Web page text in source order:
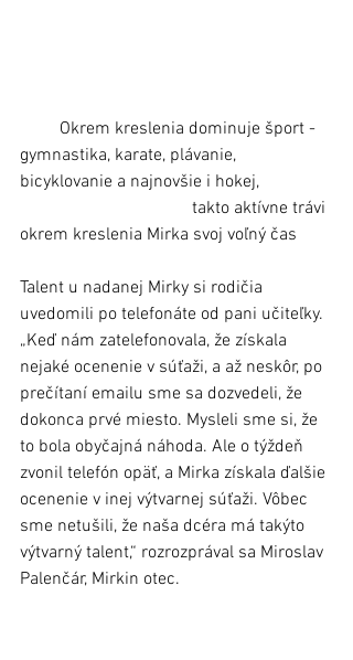
gymnastika, karate, plávanie,
bicyklovanie a najnovšie i hokej,
okrem kreslenia Mirka svoj voľný čas
Talent u nadanej Mirky si rodičia
uvedomili po telefonáte od pani učiteľky.
„Keď nám zatelefonovala, že získala
nejaké ocenenie v súťaži, a až neskôr, po
prečítaní emailu sme sa dozvedeli, že
dokonca prvé miesto. Mysleli sme si, že
to bola obyčajná náhoda. Ale o týždeň
zvonil telefón opäť, a Mirka získala ďalšie
ocenenie v inej výtvarnej súťaži. Vôbec
sme netušili, že naša dcéra má takýto
výtvarný talent,“ rozrozprával sa Miroslav
Palenčár, Mirkin otec.